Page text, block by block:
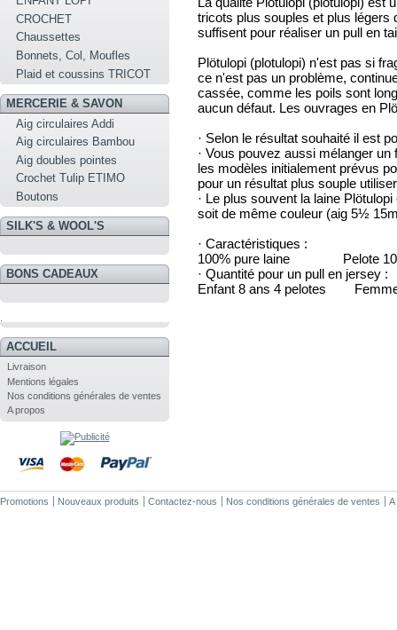
CROCHET
Chaussettes
Bonnets, Col, Moufles
Plaid et coussins TRICOT
MERCERIE & SAVON
Aig circulaires Addi
Aig circulaires Bambou
Aig doubles pointes
Crochet Tulip ETIMO
Boutons
SILK'S & WOOL'S
BONS CADEAUX
ACCUEIL
Livraison
Mentions légales
Nos conditions générales de ventes
A propos
tricots plus souples et plus légers
suffisent pour réaliser un pull en
Plötulopi (plotulopi) n'est pas si
ce n'est pas un problème,
cassée, comme les poils sont
aucun défaut. Les ouvrages en
· Selon le résultat souhaité il est
· Vous pouvez aussi mélanger
les modèles initialement prévus
pour un résultat plus souple
· Le plus souvent la laine
soit de même couleur (aig 5½
· Caractéristiques :
100% pure laine Pelote
· Quantité pour un pull en jersey :
Enfant 8 ans 4 pelotes
Promotions Nouveaux produits Contactez-nous Nos conditions générales de ventes A